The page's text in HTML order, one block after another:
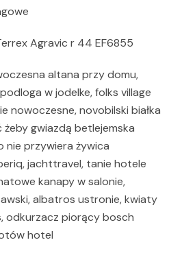
Agravic r 44 EF6855
altana przy domu,
w jodelke, folks village
nowoczesne, novobilski białka
gwiazdą betlejemska
nie przywiera żywica
jachttravel, tanie hotele
kanapy w salonie,
albatros ustronie, kwiaty
odkurzacz piorący bosch
hotel